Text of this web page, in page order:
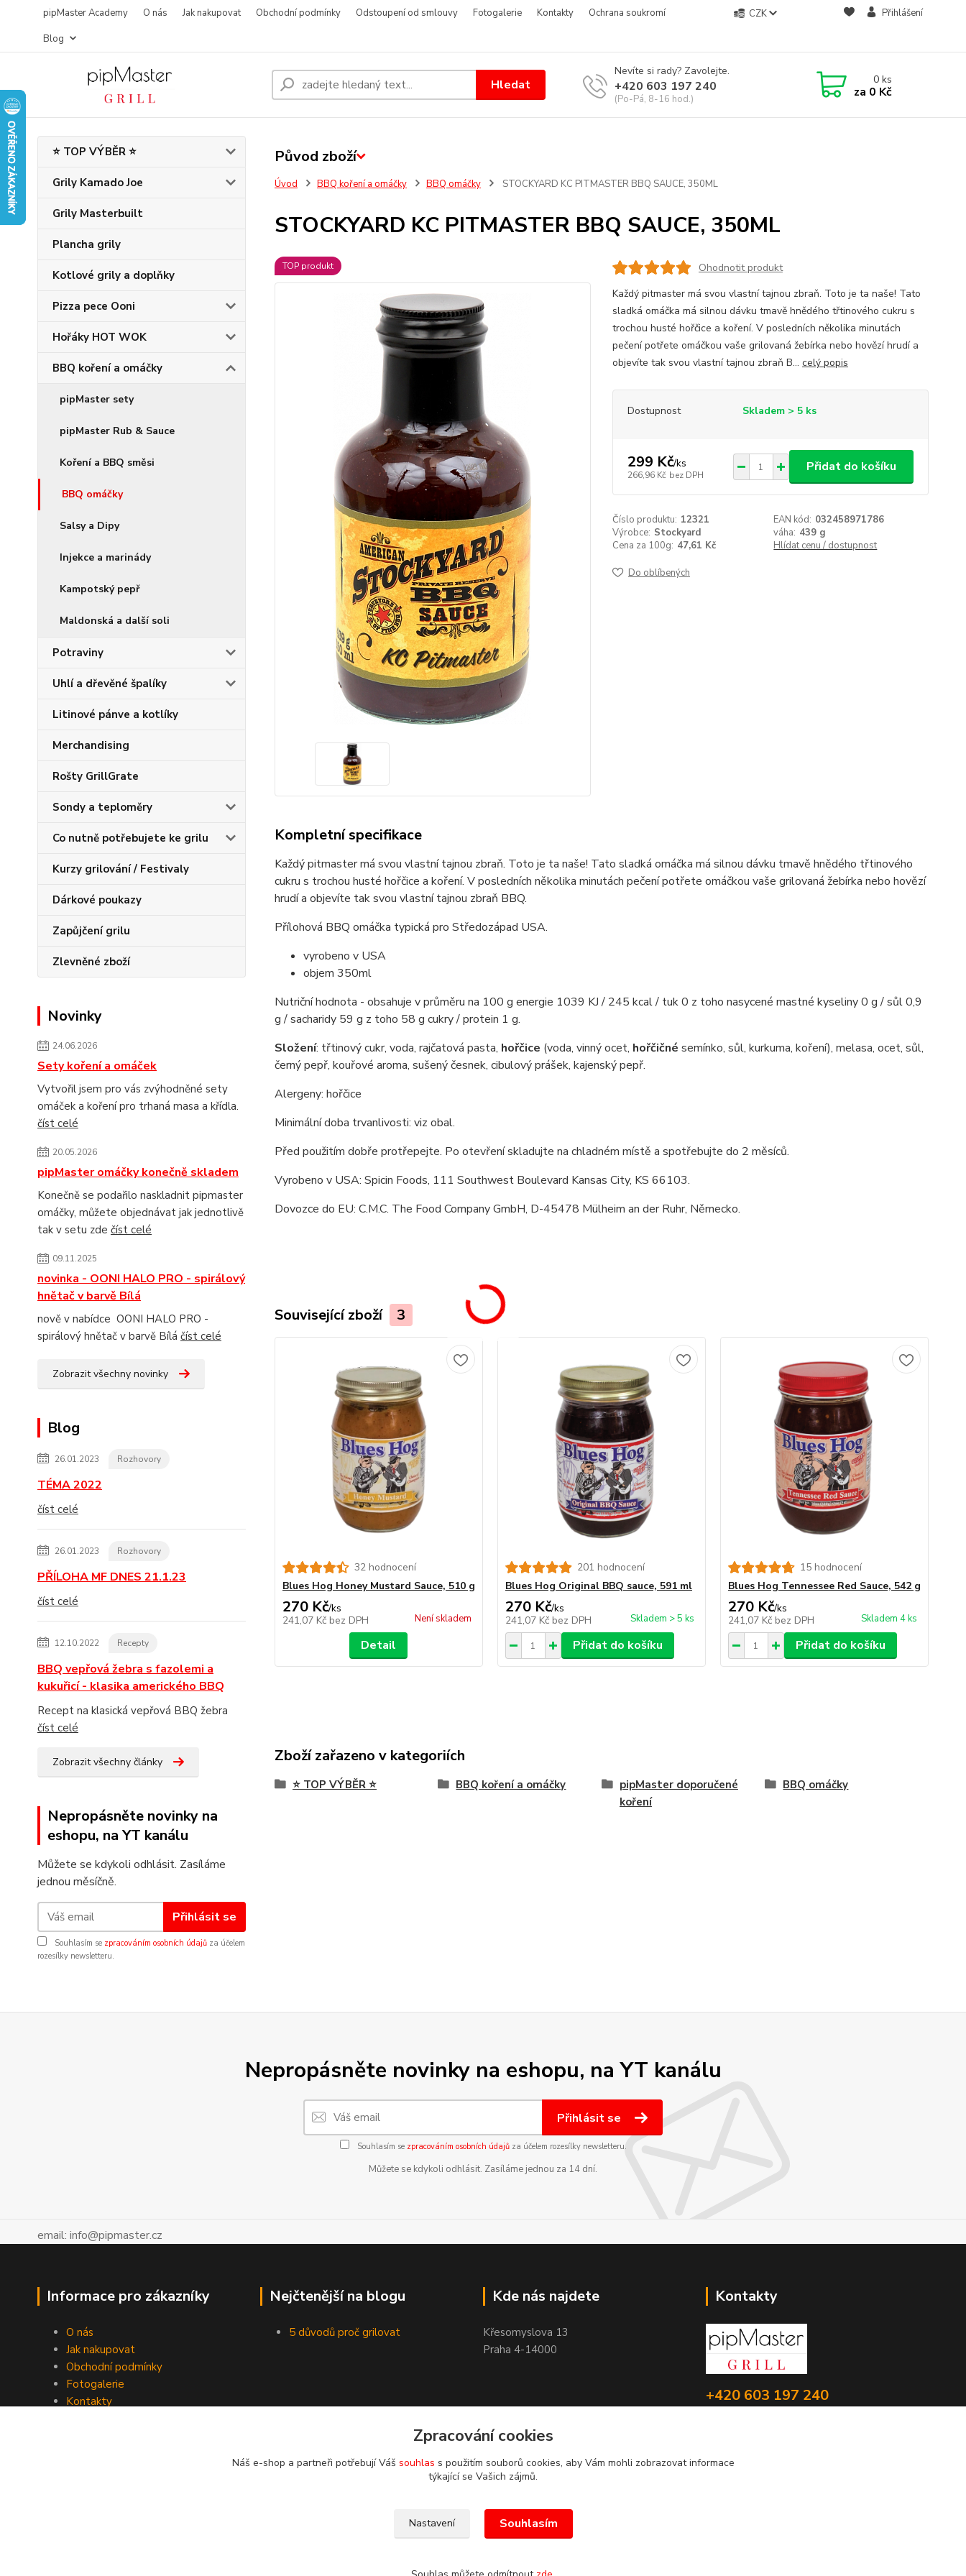
pipMaster Academy O nás Jak nakupovat Obchodní podmínky Odstoupení od smlouvy Fotogalerie Kontakty
Ochrana soukromí
Blog
CZK Přihlášení
Hledat
Nevíte si rady? Zavolejte.
+420 603 197 240
(Po-Pá, 8-16 hod.)
0ks
za 0 Kč
⭐ TOP VÝBĚR ⭐
Grily Kamado Joe
Grily Masterbuilt
Plancha grily
Kotlové grily a doplňky
Pizza pece Ooni
Hořáky HOT WOK
BBQ koření a omáčky
pipMaster sety
pipMaster Rub & Sauce
Koření a BBQ směsi
BBQ omáčky
Salsy a Dipy
Injekce a marinády
Kampotský pepř
Maldonská a další soli
Potraviny
Uhlí a dřevěné špalíky
Litinové pánve a kotlíky
Merchandising
Rošty GrillGrate
Sondy a teploměry
Co nutně potřebujete ke grilu
Kurzy grilování / Festivaly
Dárkové poukazy
Zapůjčení grilu
Zlevněné zboží
Novinky
24.06.2026
Sety koření a omáček
Vytvořil jsem pro vás zvýhodněné sety
omáček a koření pro trhaná masa a křídla.
číst celé
20.05.2026
pipMaster omáčky konečně skladem
Konečně se podařilo naskladnit pipmaster
omáčky, můžete objednávat jak jednotlivě
tak v setu zde číst celé
09.11.2025
novinka - OONI HALO PRO - spirálový
hnětač v barvě Bílá
nově v nabídce OONI HALO PRO -
spirálový hnětač v barvě Bílá číst celé
Zobrazit všechny novinky
Blog
26.01.2023 Rozhovory
TÉMA 2022
číst celé
26.01.2023 Rozhovory
PŘÍLOHA MF DNES 21.1.23
číst celé
12.10.2022 Recepty
BBQ vepřová žebra s fazolemi a
kukuřicí - klasika amerického BBQ
Recept na klasická vepřová BBQ žebra
číst celé
Zobrazit všechny články
Nepropásněte novinky na
eshopu, na YT kanálu
Můžete se kdykoli odhlásit. Zasíláme
jednou měsíčně.
Přihlásit se
Souhlasím se zpracováním osobních údajů za účelem
rozesílky newsletteru.
Úvod BBQ koření a omáčky BBQ omáčky STOCKYARD KC PITMASTER BBQ SAUCE, 350ML
STOCKYARD KC PITMASTER BBQ SAUCE, 350ML
TOP produkt
Ohodnotit produkt
Každý pitmaster má svou vlastní tajnou zbraň. Toto je ta naše! Tato
sladká omáčka má silnou dávku tmavě hnědého třtinového cukru s
trochou husté hořčice a koření. V posledních několika minutách
pečení potřete omáčkou vaše grilovaná žebírka nebo hovězí hrudí a
objevíte tak svou vlastní tajnou zbraň B... celý popis
Dostupnost Skladem > 5 ks
299 Kč/ks
266,96 Kč bez DPH
Přidat do košíku
Číslo produktu: 12321 EAN kód: 032458971786
Výrobce: Stockyard váha: 439 g
Cena za 100g: 47,61 Kč Hlídat cenu / dostupnost
Do oblíbených
Kompletní specifikace
Každý pitmaster má svou vlastní tajnou zbraň. Toto je ta naše! Tato sladká omáčka má silnou dávku tmavě hnědého třtinového
cukru s trochou husté hořčice a koření. V posledních několika minutách pečení potřete omáčkou vaše grilovaná žebírka nebo hovězí
hrudí a objevíte tak svou vlastní tajnou zbraň BBQ.
Přílohová BBQ omáčka typická pro Středozápad USA.
vyrobeno v USA
objem 350ml
Nutriční hodnota - obsahuje v průměru na 100 g energie 1039 KJ / 245 kcal / tuk 0 z toho nasycené mastné kyseliny 0 g / sůl 0,9
g / sacharidy 59 g z toho 58 g cukry / protein 1 g.
Složení: třtinový cukr, voda, rajčatová pasta, hořčice (voda, vinný ocet, hořčičné semínko, sůl, kurkuma, koření), melasa, ocet, sůl,
černý pepř, kouřové aroma, sušený česnek, cibulový prášek, kajenský pepř.
Alergeny: hořčice
Minimální doba trvanlivosti: viz obal.
Před použitím dobře protřepejte. Po otevření skladujte na chladném místě a spotřebujte do 2 měsíců.
Vyrobeno v USA: Spicin Foods, 111 Southwest Boulevard Kansas City, KS 66103.
Dovozce do EU: C.M.C. The Food Company GmbH, D-45478 Mülheim an der Ruhr, Německo.
Původ zboží
Související zboží 3
32 hodnocení
Blues Hog Honey Mustard Sauce, 510 g
270 Kč/ks
241,07 Kč bez DPH Není skladem
Detail
201 hodnocení
Blues Hog Original BBQ sauce, 591 ml
270 Kč/ks
241,07 Kč bez DPH Skladem > 5 ks
Přidat do košíku
15 hodnocení
Blues Hog Tennessee Red Sauce, 542 g
270 Kč/ks
241,07 Kč bez DPH Skladem 4 ks
Přidat do košíku
Zboží zařazeno v kategoriích
⭐ TOP VÝBĚR ⭐ BBQ koření a omáčky
pipMaster doporučené
koření
BBQ omáčky
Nepropásněte novinky na eshopu, na YT kanálu
Přihlásit se
Souhlasím se zpracováním osobních údajůza účelem rozesílky newsletteru.
Můžete se kdykoli odhlásit. Zasíláme jednou za 14 dní.
email: info@pipmaster.cz
Informace pro zákazníky
O nás
Jak nakupovat
Obchodní podmínky
Fotogalerie
Kontakty
Nejčtenější na blogu
5 důvodů proč grilovat
Kde nás najdete
Křesomyslova 13
Praha 4-14000
Kontakty
+420 603 197 240
Zpracování cookies
Náš e-shop a partneři potřebují Váš souhlas s použitím souborů cookies, aby Vám mohli zobrazovat informace
týkající se Vašich zájmů.
Nastavení Souhlasím